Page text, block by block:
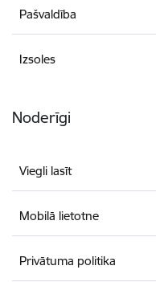
Pašvaldība
Izsoles
Noderīgi
Viegli lasīt
Mobilā lietotne
Privātuma politika